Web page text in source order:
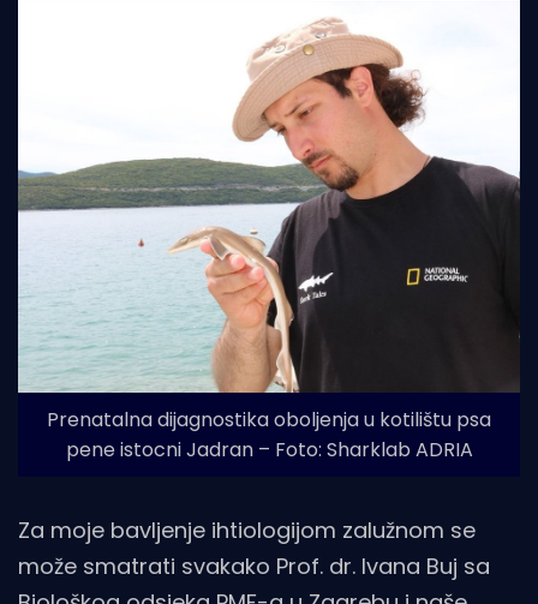
Prenatalna dijagnostika oboljenja u kotilištu psa
pene istocni Jadran – Foto: Sharklab ADRIA
Za moje bavljenje ihtiologijom zalužnom se
može smatrati svakako Prof. dr. Ivana Buj sa